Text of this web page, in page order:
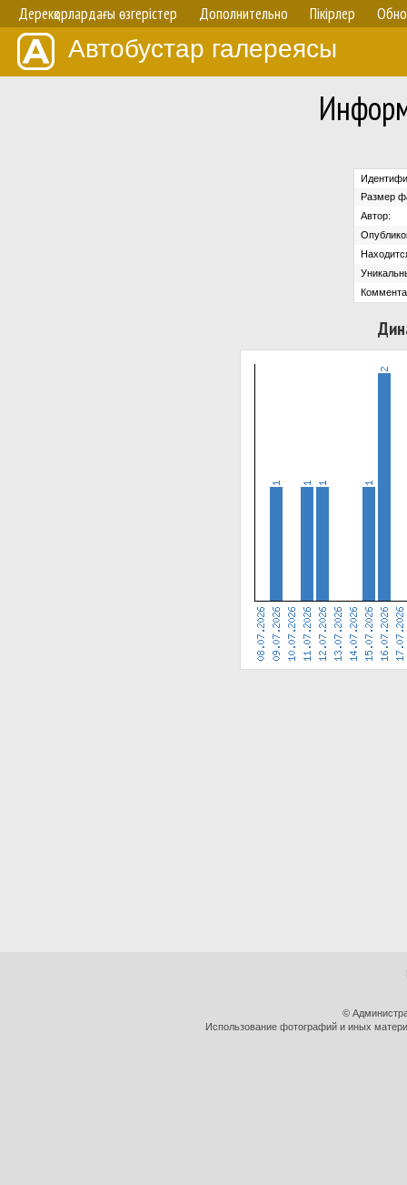
Дерекқорлардағы өзгерістер Дополнительно Пікірлер
Автобустар галереясы
Размер
Автор:
©
Использование фотографий и иных